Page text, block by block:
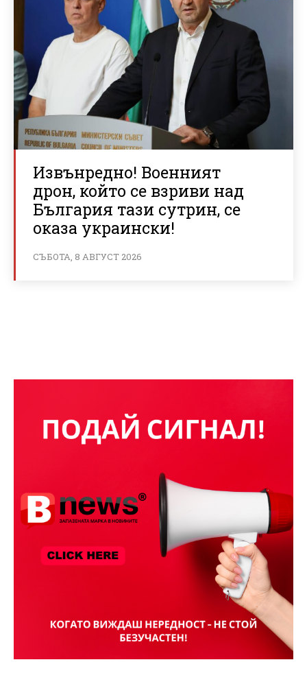
Извънредно! Военният
дрон, който се взриви над
България тази сутрин, се
оказа украински!
СЪБОТА, 8 АВГУСТ 2026